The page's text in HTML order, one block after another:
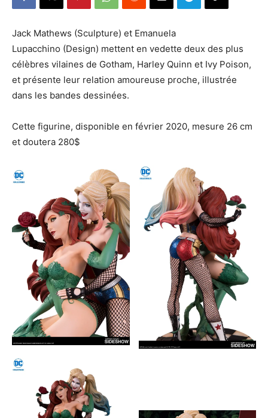
Jack Mathews (Sculpture) et Emanuela
Lupacchino (Design) mettent en vedette deux des plus
célèbres vilaines de Gotham, Harley Quinn et Ivy Poison,
et présente leur relation amoureuse proche, illustrée
dans les bandes dessinées.
Cette figurine, disponible en février 2020, mesure 26 cm
et doutera 280$